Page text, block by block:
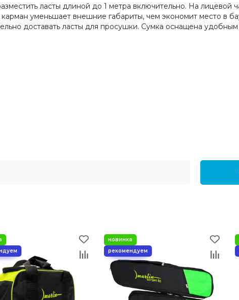
ласты длиной до 1 метра включительно. На лицевой
уменьшает внешние габариты, чем экономит место в
доставать ласты для просушки. Сумка оснащена